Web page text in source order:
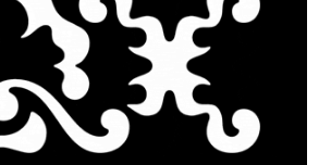
БИЗНЕС И
ТЕХНОЛОГИИ
ФЕСТИВАЛИ